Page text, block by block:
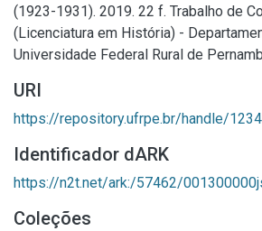
(1923-1931). 2019. 22 f. Trabalho de
(Licenciatura em História) -
Universidade Federal Rural de
URI
https://repository.ufrpe.br/handle/
Identificador dARK
https://n2t.net/ark:/57462/
Coleções